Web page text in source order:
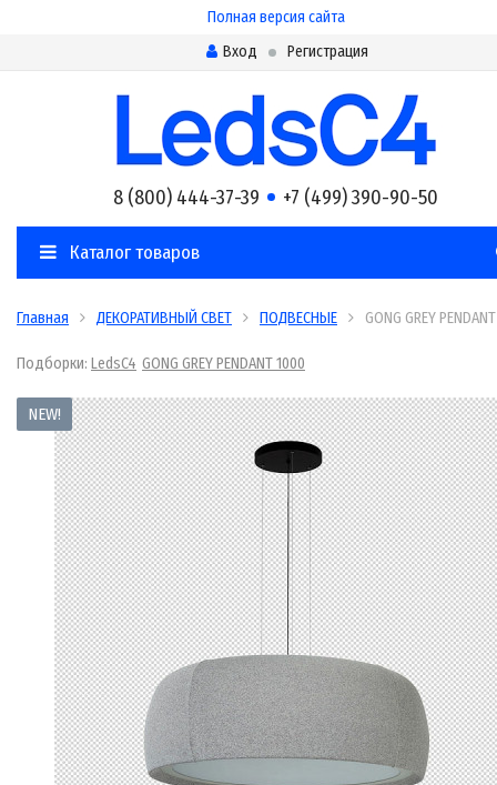
Полная версия сайта
Вход
Регистрация
8 (800) 444-37-39 +7 (499) 390-90-50
Каталог товаров
Главная ДЕКОРАТИВНЫЙ СВЕТ ПОДВЕСНЫЕ GONG GREY
Подборки: LedsC4 GONG GREY PENDANT 1000
NEW!